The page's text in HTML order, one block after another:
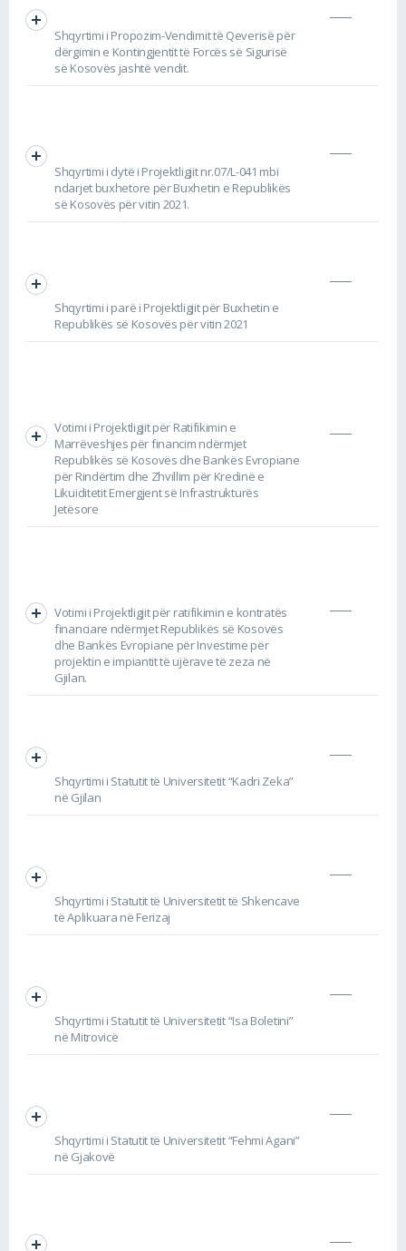
Shqyrtimi i Propozim-Vendimit të Qeverisë për
dërgimin e Kontingjentit të Forcës së Sigurisë
së Kosovës jashtë vendit.
Shqyrtimi i dytë i Projektligjit nr.07/L-041 mbi
ndarjet buxhetore për Buxhetin e Republikës
së Kosovës për vitin 2021.
Shqyrtimi i parë i Projektligjit për Buxhetin e
Republikës së Kosovës për vitin 2021
Votimi i Projektligjit për Ratifikimin e
Marrëveshjes për financim ndërmjet
Republikës së Kosovës dhe Bankës Evropiane
për Rindërtim dhe Zhvillim për Kredinë e
Likuiditetit Emergjent së Infrastrukturës
Jetësore
Votimi i Projektligjit për ratifikimin e kontratës
financiare ndërmjet Republikës së Kosovës
dhe Bankës Evropiane për Investime për
projektin e impiantit të ujërave të zeza në
Gjilan.
Shqyrtimi i Statutit të Universitetit “Kadri Zeka”
në Gjilan
Shqyrtimi i Statutit të Universitetit të Shkencave
të Aplikuara në Ferizaj
Shqyrtimi i Statutit të Universitetit “Isa Boletini”
në Mitrovicë
Shqyrtimi i Statutit të Universitetit “Fehmi Agani”
në Gjakovë